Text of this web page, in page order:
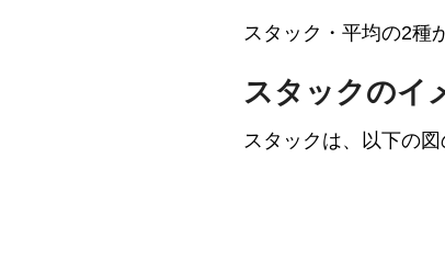
スタック・平均の2種
スタックのイ
スタックは、以下の